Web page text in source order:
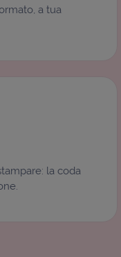
a tua
la coda